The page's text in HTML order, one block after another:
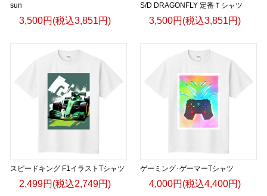
sun
3,500円(税込3,851円)
S/D DRAGONFLY 定番Ｔシャツ
3,500円(税込3,851円)
スピードキング F1イラストTシャツ
2,499円(税込2,749円)
ゲーミング･ゲーマーTシャツ
4,000円(税込4,400円)